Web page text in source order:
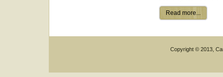
Read more...
Copyright © 2013,